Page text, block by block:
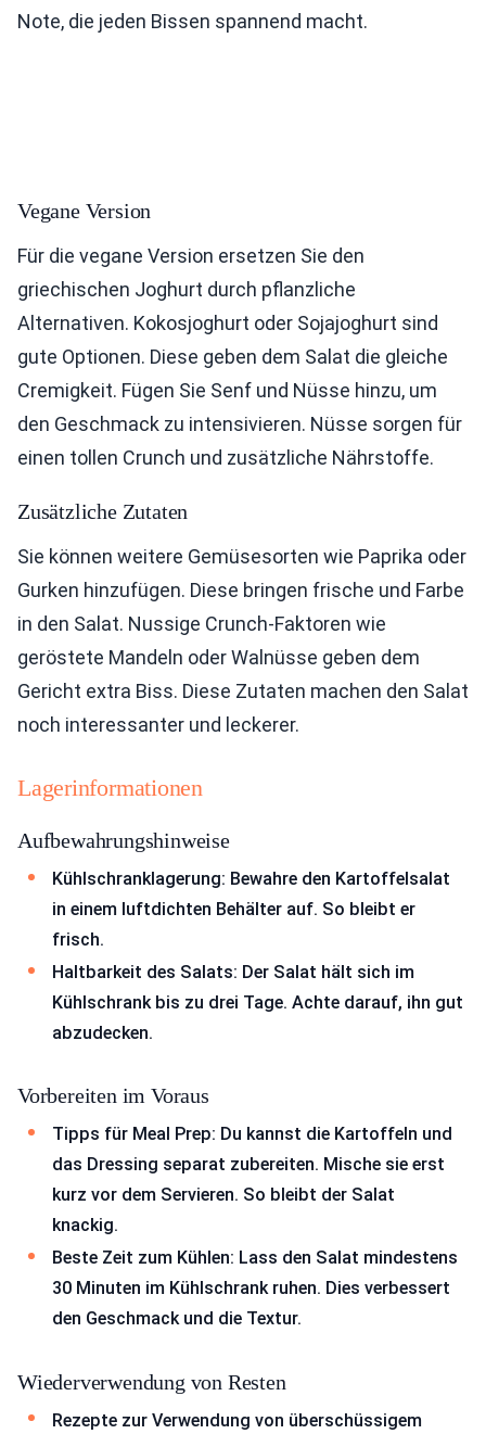
Note, die jeden Bissen spannend macht.
Vegane Version
Für die vegane Version ersetzen Sie den
griechischen Joghurt durch pflanzliche
Alternativen. Kokosjoghurt oder Sojajoghurt sind
gute Optionen. Diese geben dem Salat die gleiche
Cremigkeit. Fügen Sie Senf und Nüsse hinzu, um
den Geschmack zu intensivieren. Nüsse sorgen für
einen tollen Crunch und zusätzliche Nährstoffe.
Zusätzliche Zutaten
Sie können weitere Gemüsesorten wie Paprika oder
Gurken hinzufügen. Diese bringen frische und Farbe
in den Salat. Nussige Crunch-Faktoren wie
geröstete Mandeln oder Walnüsse geben dem
Gericht extra Biss. Diese Zutaten machen den Salat
noch interessanter und leckerer.
Lagerinformationen
Aufbewahrungshinweise
Kühlschranklagerung: Bewahre den Kartoffelsalat
in einem luftdichten Behälter auf. So bleibt er
frisch.
Haltbarkeit des Salats: Der Salat hält sich im
Kühlschrank bis zu drei Tage. Achte darauf, ihn gut
abzudecken.
Vorbereiten im Voraus
Tipps für Meal Prep: Du kannst die Kartoffeln und
das Dressing separat zubereiten. Mische sie erst
kurz vor dem Servieren. So bleibt der Salat
knackig.
Beste Zeit zum Kühlen: Lass den Salat mindestens
30 Minuten im Kühlschrank ruhen. Dies verbessert
den Geschmack und die Textur.
Wiederverwendung von Resten
Rezepte zur Verwendung von überschüssigem